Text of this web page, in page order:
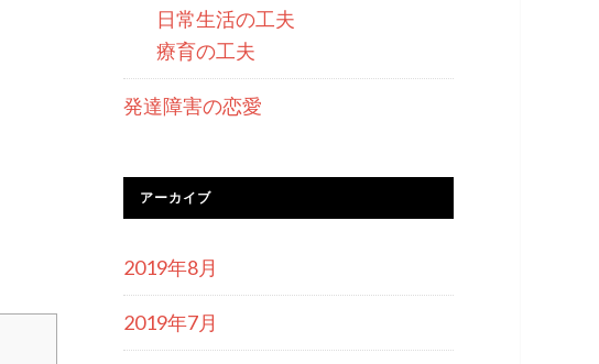
日常生活の工夫
療育の工夫
発達障害の恋愛
アーカイブ
2019年8月
2019年7月